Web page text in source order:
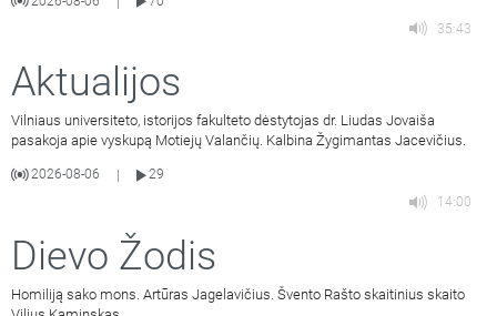
35:43
Aktualijos
Vilniaus universiteto, istorijos fakulteto dėstytojas dr. Liudas Jovaiša
pasakoja apie vyskupą Motiejų Valančių. Kalbina Žygimantas Jacevičius.
2026-08-06
29
14:00
Dievo Žodis
Homiliją sako mons. Artūras Jagelavičius. Švento Rašto skaitinius skaito